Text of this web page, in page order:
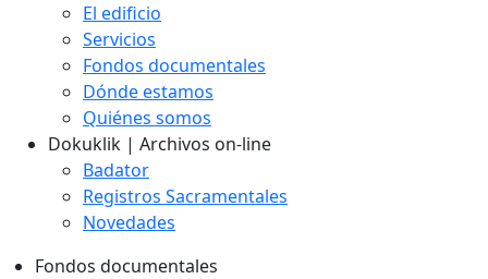
El edificio
Servicios
Fondos documentales
Dónde estamos
Quiénes somos
Dokuklik | Archivos on-line
Badator
Registros Sacramentales
Novedades
Fondos documentales